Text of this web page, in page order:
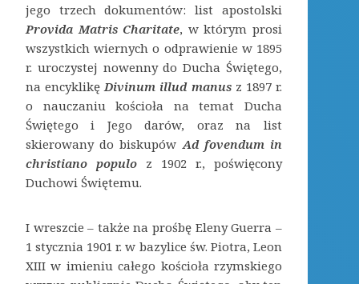
jego trzech dokumentów: list apostolski
Provida Matris Charitate, w którym prosi
wszystkich wiernych o odprawienie w 1895
r. uroczystej nowenny do Ducha Świętego,
na encyklikęDivinum illud manusz 1897 r.
o nauczaniu kościoła na temat Ducha
Świętego i Jego darów, oraz na list
skierowany do biskupówAd fovendum in
christiano populo z 1902 r., poświęcony
Duchowi Świętemu.
I wreszcie – także na prośbę Eleny Guerra –
1 stycznia 1901 r. w bazylice św. Piotra, Leon
XIII w imieniu całego kościoła rzymskiego